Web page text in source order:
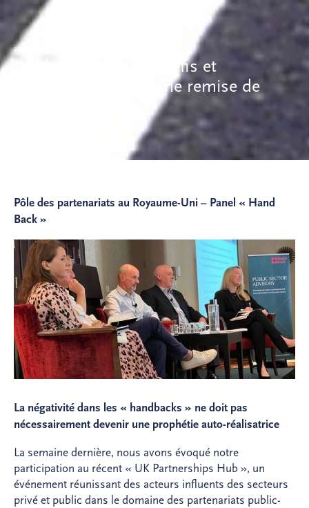
28 juin 2022
Leadership éclairé : défis et
opportunités pour une remise de
Pôle des partenariats au Royaume-Uni – Panel « Hand
Back »
La négativité dans les « handbacks » ne doit pas
nécessairement devenir une prophétie auto-réalisatrice
La semaine dernière, nous avons évoqué notre
participation au récent « UK Partnerships Hub », un
événement réunissant des acteurs influents des secteurs
privé et public dans le domaine des partenariats public-